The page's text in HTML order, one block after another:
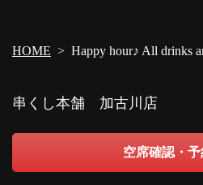
HOME Happy hour♪ All drinks
串くし本舗 加古川店
空席確認・